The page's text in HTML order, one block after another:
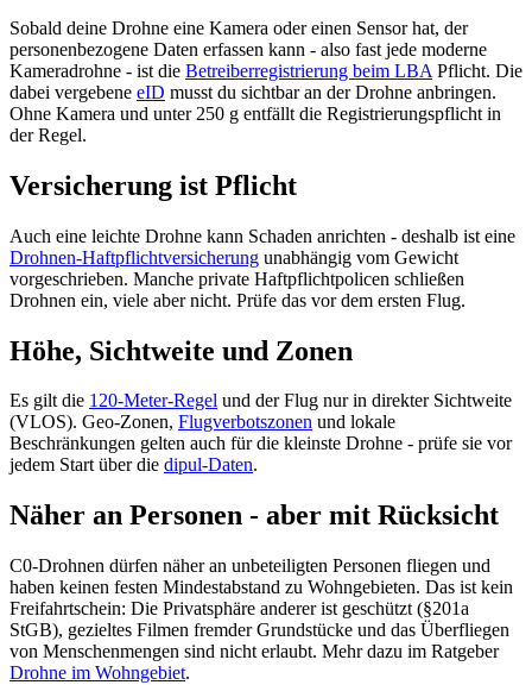
Sobald deine Drohne eine Kamera oder einen Sensor hat, der
personenbezogene Daten erfassen kann - also fast jede moderne
Kameradrohne - ist die Betreiberregistrierung beim LBA Pflicht. Die
dabei vergebene eID musst du sichtbar an der Drohne anbringen.
Ohne Kamera und unter 250 g entfällt die Registrierungspflicht in
der Regel.
Versicherung ist Pflicht
Auch eine leichte Drohne kann Schaden anrichten - deshalb ist eine
Drohnen-Haftpflichtversicherung unabhängig vom Gewicht
vorgeschrieben. Manche private Haftpflichtpolicen schließen
Drohnen ein, viele aber nicht. Prüfe das vor dem ersten Flug.
Höhe, Sichtweite und Zonen
Es gilt die 120-Meter-Regel und der Flug nur in direkter Sichtweite
(VLOS). Geo-Zonen, Flugverbotszonen und lokale
Beschränkungen gelten auch für die kleinste Drohne - prüfe sie vor
jedem Start über die dipul-Daten.
Näher an Personen - aber mit Rücksicht
C0-Drohnen dürfen näher an unbeteiligten Personen fliegen und
haben keinen festen Mindestabstand zu Wohngebieten. Das ist kein
Freifahrtschein: Die Privatsphäre anderer ist geschützt (§201a
StGB), gezieltes Filmen fremder Grundstücke und das Überfliegen
von Menschenmengen sind nicht erlaubt. Mehr dazu im Ratgeber
Drohne im Wohngebiet.